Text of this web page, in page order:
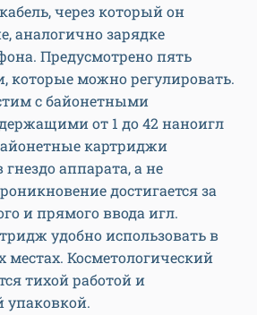
через который он
аналогично зарядке
Предусмотрено пять
которые можно регулировать.
с байонетными
от 1 до 42 наноигл
картриджи
аппарата, а не
достигается за
и прямого ввода игл.
удобно использовать в
местах. Косметологический
тихой работой и
упаковкой.